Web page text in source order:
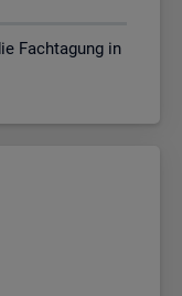
Fachtagung in